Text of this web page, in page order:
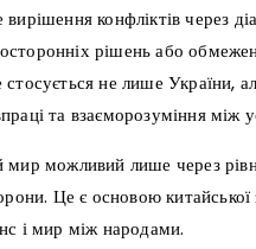
конфліктів через
рішень або
не лише України,
та взаєморозуміння між
можливий лише через
Це є основою китайської
і мир між народами.